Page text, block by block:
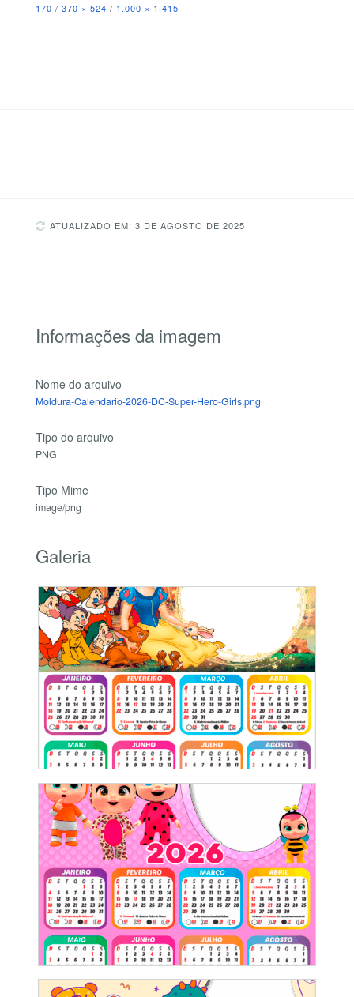
170 / 370 × 524 / 1.000 × 1.415
ATUALIZADO EM: 3 DE AGOSTO DE 2025
Informações da imagem
Nome do arquivo
Moldura-Calendario-2026-DC-Super-Hero-Girls.png
Tipo do arquivo
PNG
Tipo Mime
image/png
Galeria